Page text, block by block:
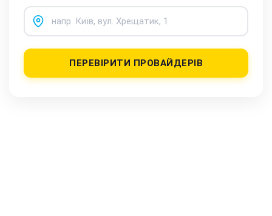
ПЕРЕВІРИТИ ПРОВАЙДЕРІВ